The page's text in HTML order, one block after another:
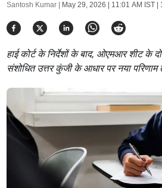
Santosh Kumar | May 29, 2026 | 11:01 AM IST|
हाई कोर्ट के निर्देशों के बाद, ओएमआर शीट के
संशोधित उत्तर कुंजी के आधार पर नया परिणाम